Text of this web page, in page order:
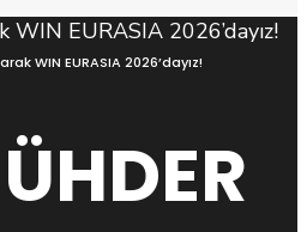
WIN EURASIA 2026’dayız!